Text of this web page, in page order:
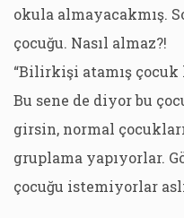
okula almayacakmış.
çocuğu. Nasıl almaz?!
“Bilirkişi atamış
Bu sene de diyor bu
girsin, normal
gruplama yapıyorlar.
çocuğu istemiyorlar